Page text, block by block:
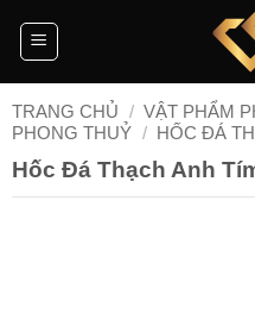
TRANG CHỦ / VẬT PHẨM
PHONG THUỶ / HỐC ĐÁ
Hốc Đá Thạch Anh